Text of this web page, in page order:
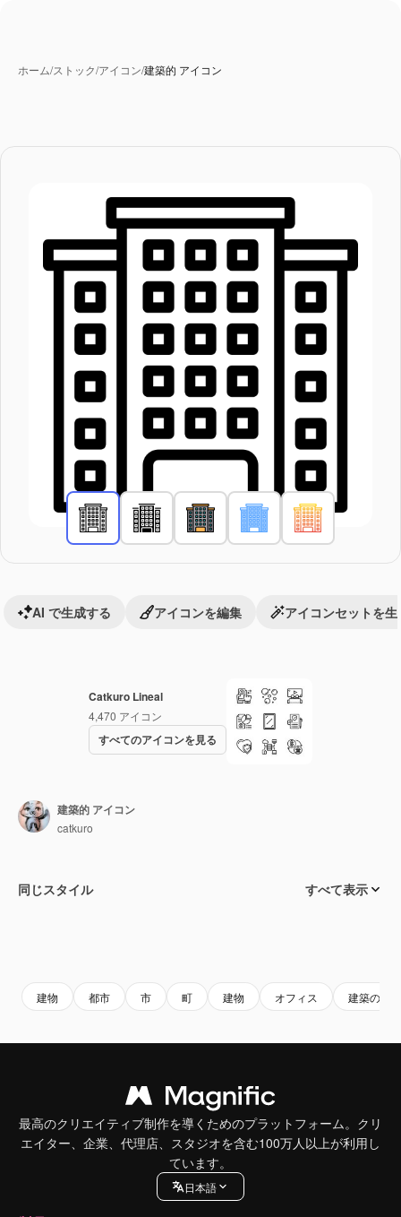
ホーム/ストック/アイコン/建築的 アイコン
Catkuro Lineal
4,470 アイコン
すべてのアイコンを見る
AI で生成する アイコンを編集 アイコンセットを生
建築的 アイコン
catkuro
同じスタイル すべて表示
建物 都市 市 町 建物 オフィス 建築の
最高のクリエイティブ制作を導くためのプラットフォーム。クリ
エイター、企業、代理店、スタジオを含む100万人以上が利用し
ています。
日本語